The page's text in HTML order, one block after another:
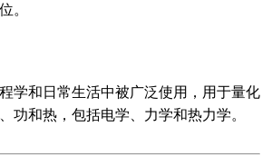
。
学和日常生活中被广泛使用，用于量化
功和热，包括电学、力学和热力学。